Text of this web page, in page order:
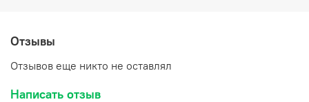
Отзывы
Отзывов еще никто не оставлял
Написать отзыв